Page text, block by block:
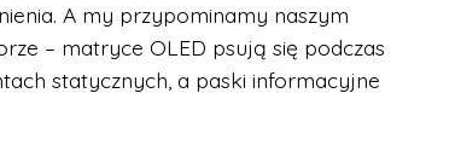
A my przypominamy naszym
– matryce OLED psują się podczas
statycznych, a paski informacyjne